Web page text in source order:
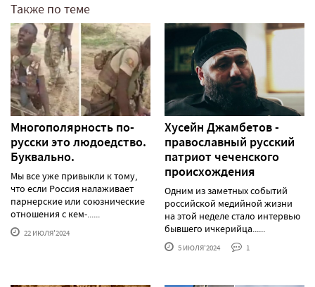
Также по теме
Многополярность по-
русски это людоедство.
Буквально.
Мы все уже привыкли к тому,
что если Россия налаживает
парнерские или союзнические
отношения с кем-......
22 ИЮЛЯ'2024
Хусейн Джамбетов -
православный русский
патриот чеченского
происхождения
Одним из заметных событий
российской медийной жизни
на этой неделе стало интервью
бывшего ичкерийца......
5 ИЮЛЯ'2024 1